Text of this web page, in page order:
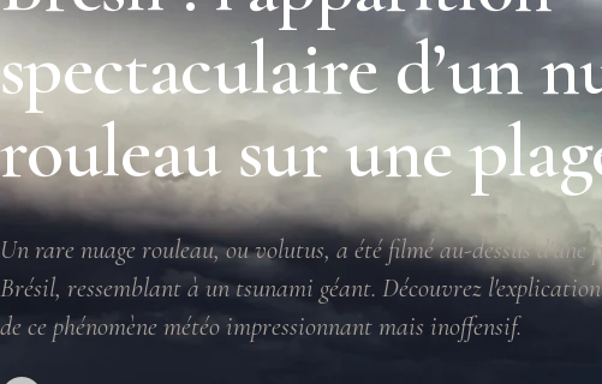
spectaculaire d’un
rouleau sur une
Un rare nuage rouleau, ou volutus, a été filmé au-dessus d'une
Brésil, ressemblant à un tsunami géant. Découvrez
de ce phénomène météo impressionnant mais inoffensif.